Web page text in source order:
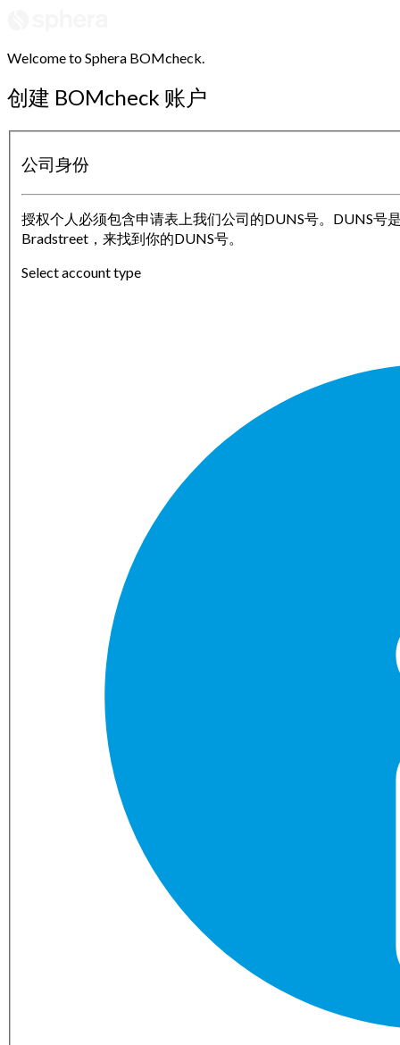
Welcome to Sphera BOMcheck.
创建 BOMcheck 账户
公司身份
授权个人必须包含申请表上我们公司的DUNS号。DUNS号
Bradstreet，来找到你的DUNS号。
Select account type